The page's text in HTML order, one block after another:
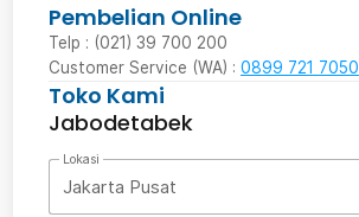
Pembelian Online
Telp : (021) 39 700 200
Customer Service (WA) : 0899 721 7050
Toko Kami
Jabodetabek
Lokasi
Jakarta Pusat